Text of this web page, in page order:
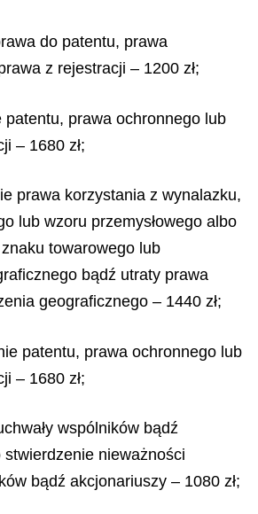
do patentu, prawa
z rejestracji – 1200 zł;
patentu, prawa ochronnego lub
– 1680 zł;
prawa korzystania z wynalazku,
lub wzoru przemysłowego albo
towarowego lub
bądź utraty prawa
geograficznego – 1440 zł;
patentu, prawa ochronnego lub
– 1680 zł;
wspólników bądź
nieważności
bądź akcjonariuszy – 1080 zł;